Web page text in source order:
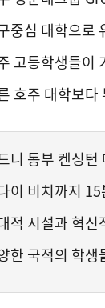
중심 대학으로
고등학생들이
호주 대학보
니 동부 켄싱턴
이 비치까지
적 시설과 혁신
한 국적의 학생